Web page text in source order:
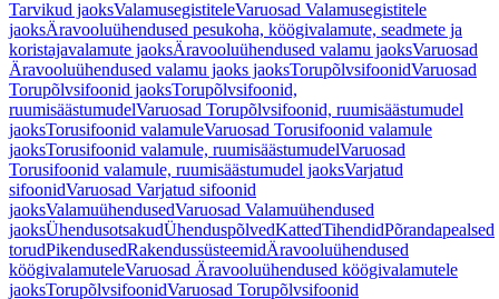
Tarvikud jaoksValamusegistiteleVaruosad Valamusegistitele
jaoksÄravooluühendused pesukoha, köögivalamute, seadmete ja
koristajavalamute jaoksÄravooluühendused valamu jaoksVaruosad
Äravooluühendused valamu jaoks jaoksTorupõlvsifoonidVaruosad
Torupõlvsifoonid jaoksTorupõlvsifoonid,
ruumisäästumudelVaruosad Torupõlvsifoonid, ruumisäästumudel
jaoksTorusifoonid valamuleVaruosad Torusifoonid valamule
jaoksTorusifoonid valamule, ruumisäästumudelVaruosad
Torusifoonid valamule, ruumisäästumudel jaoksVarjatud
sifoonidVaruosad Varjatud sifoonid
jaoksValamuühendusedVaruosad Valamuühendused
jaoksÜhendusotsakudÜhenduspõlvedKattedTihendidPõrandapealsed
torudPikendusedRakendussüsteemidÄravooluühendused
köögivalamuteleVaruosad Äravooluühendused köögivalamutele
jaoksTorupõlvsifoonidVaruosad Torupõlvsifoonid